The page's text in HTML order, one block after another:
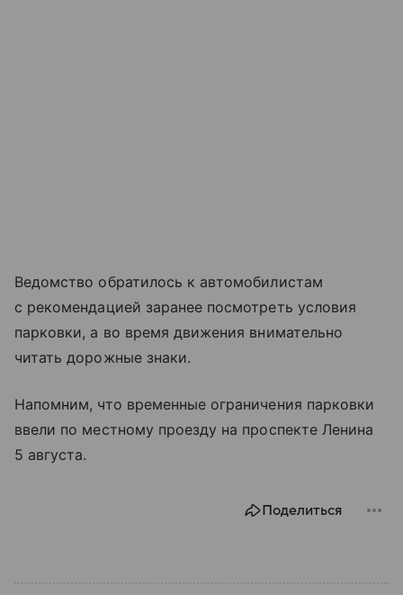
Ведомство обратилось к автомобилистам
с рекомендацией заранее посмотреть условия
парковки, а во время движения внимательно
читать дорожные знаки.
Напомним, что временные ограничения парковки
ввели по местному проезду на проспекте Ленина
5 августа.
Поделиться